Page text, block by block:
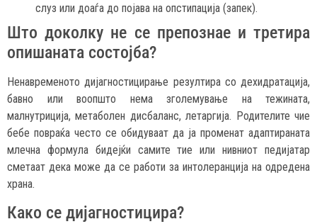
слуз или доаѓа до појава на опстипација (запек).
Што доколку не се препознае и третира
опишаната состојба?
Ненавременото дијагностицирање резултира со дехидратација,
бавно или воопшто нема зголемување на тежината,
малнутриција, метаболен дисбаланс, летаргија. Родителите чие
бебе повраќа често се обидуваат да ја променат адаптираната
млечна формула бидејќи самите тие или нивниот педијатар
сметаат дека може да се работи за интолеранција на одредена
храна.
Како се дијагностицира?